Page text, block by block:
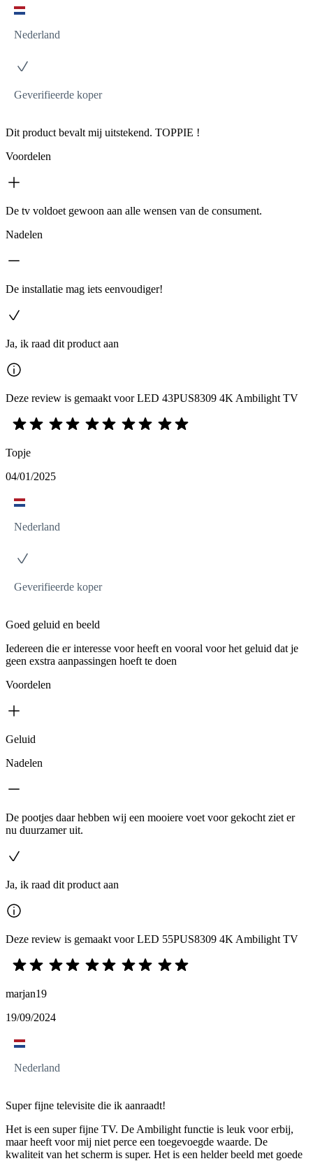
Nederland
Geverifieerde koper
Dit product bevalt mij uitstekend. TOPPIE !
Voordelen
De tv voldoet gewoon aan alle wensen van de consument.
Nadelen
De installatie mag iets eenvoudiger!
Ja, ik raad dit product aan
Deze review is gemaakt voor LED 43PUS8309 4K Ambilight TV
Topje
04/01/2025
Nederland
Geverifieerde koper
Goed geluid en beeld
Iedereen die er interesse voor heeft en vooral voor het geluid dat je
geen exstra aanpassingen hoeft te doen
Voordelen
Geluid
Nadelen
De pootjes daar hebben wij een mooiere voet voor gekocht ziet er
nu duurzamer uit.
Ja, ik raad dit product aan
Deze review is gemaakt voor LED 55PUS8309 4K Ambilight TV
marjan19
19/09/2024
Nederland
Super fijne televisite die ik aanraadt!
Het is een super fijne TV. De Ambilight functie is leuk voor erbij,
maar heeft voor mij niet perce een toegevoegde waarde. De
kwaliteit van het scherm is super. Het is een helder beeld met goede